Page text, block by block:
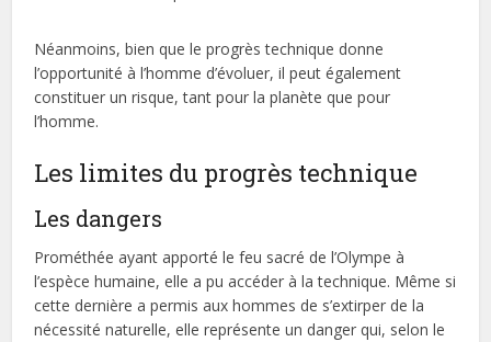
Néanmoins, bien que le progrès technique donne
l’opportunité à l’homme d’évoluer, il peut également
constituer un risque, tant pour la planète que pour
l’homme.
Les limites du progrès technique
Les dangers
Prométhée ayant apporté le feu sacré de l’Olympe à
l’espèce humaine, elle a pu accéder à la technique. Même si
cette dernière a permis aux hommes de s’extirper de la
nécessité naturelle, elle représente un danger qui, selon le